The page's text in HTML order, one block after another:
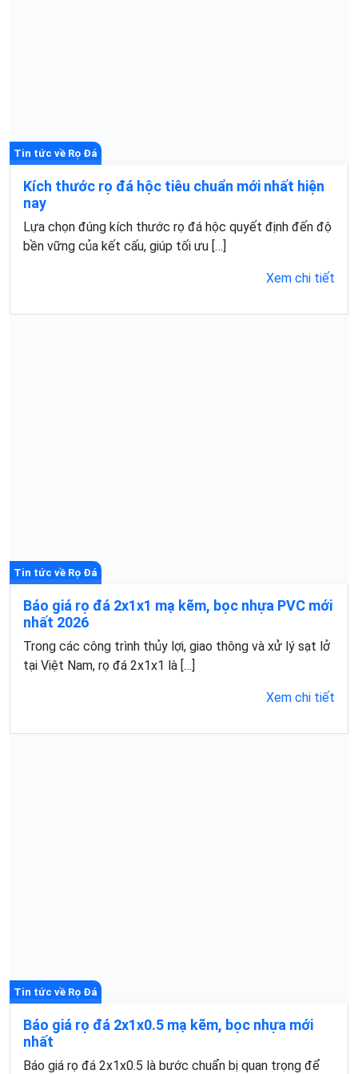
Tin tức về Rọ Đá
Kích thước rọ đá hộc tiêu chuẩn mới nhất hiện
nay
Lựa chọn đúng kích thước rọ đá hộc quyết định đến độ
bền vững của kết cấu, giúp tối ưu […]
Xem chi tiết
Tin tức về Rọ Đá
Báo giá rọ đá 2x1x1 mạ kẽm, bọc nhựa PVC mới
nhất 2026
Trong các công trình thủy lợi, giao thông và xử lý sạt lở
tại Việt Nam, rọ đá 2x1x1 là […]
Xem chi tiết
Tin tức về Rọ Đá
Báo giá rọ đá 2x1x0.5 mạ kẽm, bọc nhựa mới
nhất
Báo giá rọ đá 2x1x0.5 là bước chuẩn bị quan trọng để